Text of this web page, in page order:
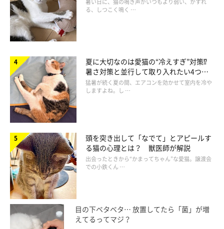
る、しつこく鳴く …
夏に大切なのは愛猫の“冷えすぎ”対策⁉
暑さ対策と並行して取り入れたい4つの
工夫
猛暑が続く夏の間、エアコンを効かせて室内を冷や
しますよね。し …
頭を突き出して「なでて」とアピールす
る猫の心理とは？ 獣医師が解説
出会ったときから“かまってちゃん”な愛猫。譲渡会
での小鉄くん …
目の下ベタベタ… 放置してたら「菌」が増
えてるってマジ？